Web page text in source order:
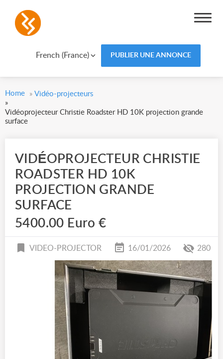
French (France) PUBLIER UNE ANNONCE
Home » Vidéo-projecteurs
»
Vidéoprojecteur Christie Roadster HD 10K projection grande
surface
VIDÉOPROJECTEUR CHRISTIE
ROADSTER HD 10K
PROJECTION GRANDE
SURFACE
5400.00 Euro €
VIDEO-PROJECTOR 16/01/2026 280